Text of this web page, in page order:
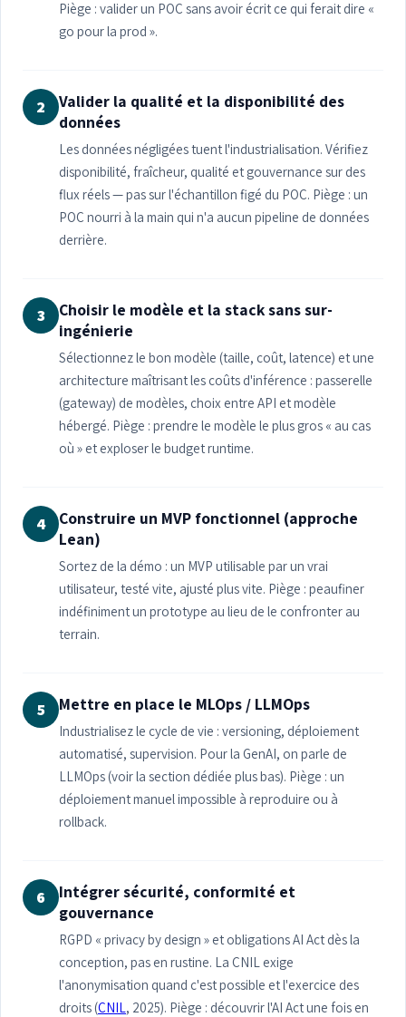
Piège : valider un POC sans avoir écrit ce qui ferait dire «
go pour la prod ».
2
Valider la qualité et la disponibilité des
données
Les données négligées tuent l'industrialisation. Vérifiez
disponibilité, fraîcheur, qualité et gouvernance sur des
flux réels — pas sur l'échantillon figé du POC. Piège : un
POC nourri à la main qui n'a aucun pipeline de données
derrière.
3
Choisir le modèle et la stack sans sur-
ingénierie
Sélectionnez le bon modèle (taille, coût, latence) et une
architecture maîtrisant les coûts d'inférence : passerelle
(gateway) de modèles, choix entre API et modèle
hébergé. Piège : prendre le modèle le plus gros « au cas
où » et exploser le budget runtime.
4
Construire un MVP fonctionnel (approche
Lean)
Sortez de la démo : un MVP utilisable par un vrai
utilisateur, testé vite, ajusté plus vite. Piège : peaufiner
indéfiniment un prototype au lieu de le confronter au
terrain.
5 Mettre en place le MLOps / LLMOps
Industrialisez le cycle de vie : versioning, déploiement
automatisé, supervision. Pour la GenAI, on parle de
LLMOps (voir la section dédiée plus bas). Piège : un
déploiement manuel impossible à reproduire ou à
rollback.
6
Intégrer sécurité, conformité et
gouvernance
RGPD « privacy by design » et obligations AI Act dès la
conception, pas en rustine. La CNIL exige
l'anonymisation quand c'est possible et l'exercice des
droits (CNIL, 2025). Piège : découvrir l'AI Act une fois en